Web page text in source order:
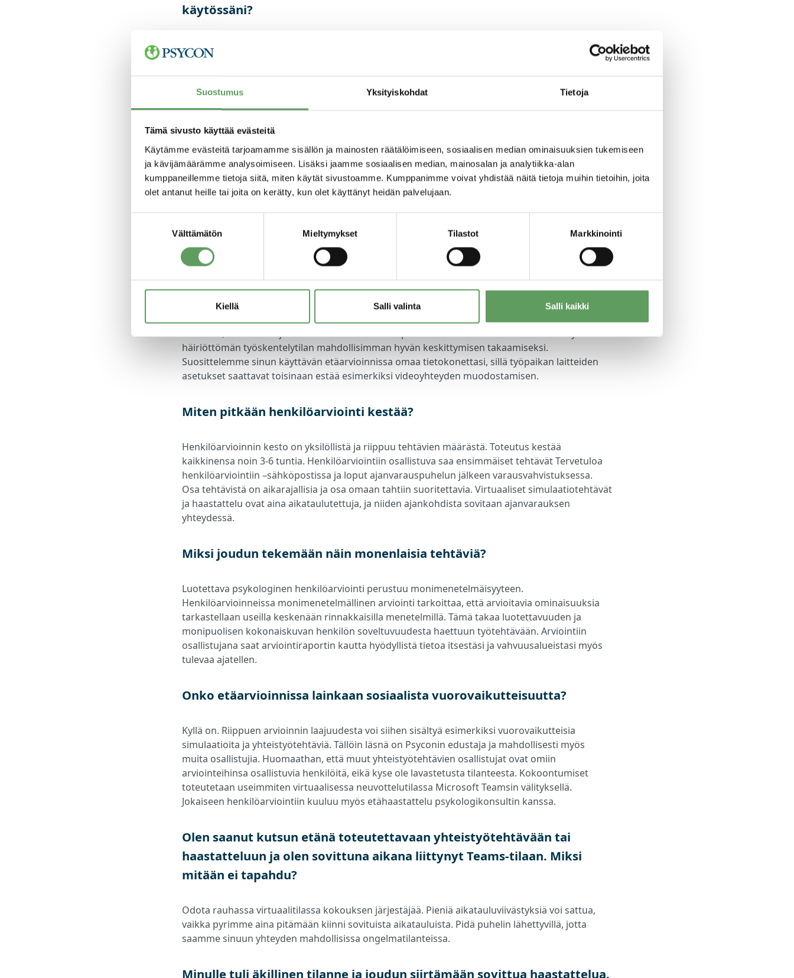
Suostumus Yksityiskohdat Tietoja
Tämä sivusto käyttää evästeitä
Käytämme evästeitä tarjoamamme sisällön ja mainosten räätälöimiseen, sosiaalisen median ominaisuuksien tukemiseen
ja kävijämäärämme analysoimiseen. Lisäksi jaamme sosiaalisen median, mainosalan ja analytiikka-alan
kumppaneillemme tietoja siitä, miten käytät sivustoamme. Kumppanimme voivat yhdistää näitä tietoja muihin tietoihin, joita
olet antanut heille tai joita on kerätty, kun olet käyttänyt heidän palvelujaan.
Välttämätön Mieltymykset Tilastot Markkinointi
Kiellä Salli valinta Salli kaikki
käytössäni?
Itsenäisesti suoritettavien tehtävien toteutusaikataulun voit päättää itse annetun aikataulun
puitteissa. On suositeltavaa valita hetki, jolloin sinulla on mahdollisuus paneutua tehtäviin
keskeytyksettä. Etäarvioinnissa vuorovaikutteiset tehtävät ja haastattelu toteutetaan Microsoft
Teamsin välityksessä, jolloin mahdollinen taustamelu voi häiritä sinua itseäsi tai muita
osallistujia. Ymmärrämme kuitenkin, että toisinaan täydellisen työrauhan saavuttaminen voi olla
Minulla ei ole vielä Microsoft Teamsia ja sain kutsun ryhmätehtävään
tai haastatteluun sen kautta, voinko osallistua?
selainversioon hyvissä ajoin ennen aikataulutettua tapaamista, jotta olet valmistautunut, eikä
teknisiä haasteita ilmene liittymisvaiheessa.
Mitä välineitä etäarvioinnissa tarvitaan?
Etäarviointia varten tarvitset tietokoneen, näppäimistön ja hiiren, hyvän verkkoyhteyden, web-
kameran, kuulokkeet ja mikrofonin sekä muistiinpanovälineet. Varmistathan itsellesi myös
häiriöttömän työskentelytilan mahdollisimman hyvän keskittymisen takaamiseksi.
Suosittelemme sinun käyttävän etäarvioinnissa omaa tietokonettasi, sillä työpaikan laitteiden
asetukset saattavat toisinaan estää esimerkiksi videoyhteyden muodostamisen.
Miten pitkään henkilöarviointi kestää?
Henkilöarvioinnin kesto on yksilöllistä ja riippuu tehtävien määrästä. Toteutus kestää
kaikkinensa noin 3-6 tuntia. Henkilöarviointiin osallistuva saa ensimmäiset tehtävät Tervetuloa
henkilöarviointiin –sähköpostissa ja loput ajanvarauspuhelun jälkeen varausvahvistuksessa.
Osa tehtävistä on aikarajallisia ja osa omaan tahtiin suoritettavia. Virtuaaliset simulaatiotehtävät
ja haastattelu ovat aina aikataulutettuja, ja niiden ajankohdista sovitaan ajanvarauksen
yhteydessä.
Miksi joudun tekemään näin monenlaisia tehtäviä?
Luotettava psykologinen henkilöarviointi perustuu monimenetelmäisyyteen.
Henkilöarvioinneissa monimenetelmällinen arviointi tarkoittaa, että arvioitavia ominaisuuksia
tarkastellaan useilla keskenään rinnakkaisilla menetelmillä. Tämä takaa luotettavuuden ja
monipuolisen kokonaiskuvan henkilön soveltuvuudesta haettuun työtehtävään. Arviointiin
osallistujana saat arviointiraportin kautta hyödyllistä tietoa itsestäsi ja vahvuusalueistasi myös
tulevaa ajatellen.
Onko etäarvioinnissa lainkaan sosiaalista vuorovaikutteisuutta?
Kyllä on. Riippuen arvioinnin laajuudesta voi siihen sisältyä esimerkiksi vuorovaikutteisia
simulaatioita ja yhteistyötehtäviä. Tällöin läsnä on Psyconin edustaja ja mahdollisesti myös
muita osallistujia. Huomaathan, että muut yhteistyötehtävien osallistujat ovat omiin
arviointeihinsa osallistuvia henkilöitä, eikä kyse ole lavastetusta tilanteesta. Kokoontumiset
toteutetaan useimmiten virtuaalisessa neuvottelutilassa Microsoft Teamsin välityksellä.
Jokaiseen henkilöarviointiin kuuluu myös etähaastattelu psykologikonsultin kanssa.
Olen saanut kutsun etänä toteutettavaan yhteistyötehtävään tai
haastatteluun ja olen sovittuna aikana liittynyt Teams-tilaan. Miksi
mitään ei tapahdu?
Odota rauhassa virtuaalitilassa kokouksen järjestäjää. Pieniä aikatauluviivästyksiä voi sattua,
vaikka pyrimme aina pitämään kiinni sovituista aikatauluista. Pidä puhelin lähettyvillä, jotta
saamme sinuun yhteyden mahdollisissa ongelmatilanteissa.
Minulle tuli äkillinen tilanne ja joudun siirtämään sovittua haastattelua.